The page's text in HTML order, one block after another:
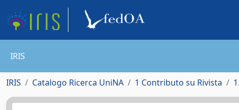
IRIS
IRIS Catalogo Ricerca UniNA 1 Contributo su Rivista